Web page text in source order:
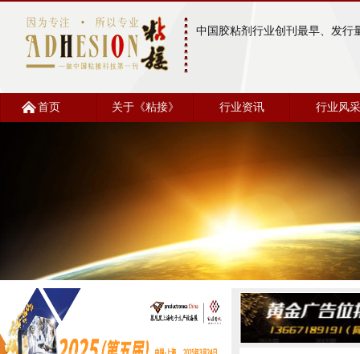
中国胶粘剂行业创刊最早、发行
首页 关于《粘接》 行业资讯 行业风采